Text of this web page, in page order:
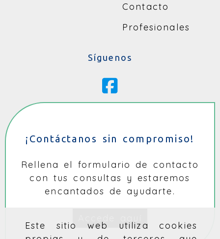
Este sitio web utiliza cookies
Contacto
Profesionales
Síguenos
¡Contáctanos sin compromiso!
Rellena el formulario de contacto
con tus consultas y estaremos
encantados de ayudarte.